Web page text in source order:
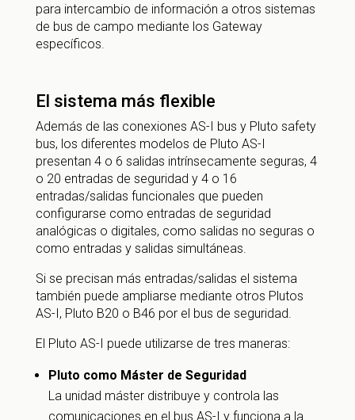
para intercambio de información a otros sistemas
de bus de campo mediante los Gateway
específicos.
El sistema más flexible
Además de las conexiones AS-I bus y Pluto safety
bus, los diferentes modelos de Pluto AS-I
presentan 4 o 6 salidas intrínsecamente seguras, 4
o 20 entradas de seguridad y 4 o 16
entradas/salidas funcionales que pueden
configurarse como entradas de seguridad
analógicas o digitales, como salidas no seguras o
como entradas y salidas simultáneas.
Si se precisan más entradas/salidas el sistema
también puede ampliarse mediante otros Plutos
AS-I, Pluto B20 o B46 por el bus de seguridad.
El Pluto AS-I puede utilizarse de tres maneras:
Pluto como Máster de Seguridad
La unidad máster distribuye y controla las
comunicaciones en el bus AS-I y funciona a la